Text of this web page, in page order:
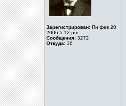
Зарегистрирован: Пн фев 20,
2006 5:12 pm
Сообщения: 3272
Откуда: 36